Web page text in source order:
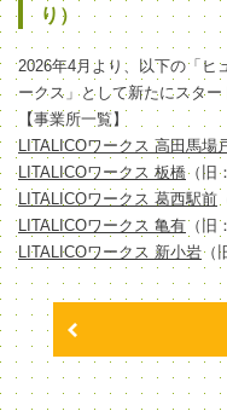
り）
2026年4月より、以下の「ヒ
ークス」として新たにスター
【事業所一覧】
LITALICOワークス 高田馬場
LITALICOワークス 板橋（旧
LITALICOワークス 葛西駅前
LITALICOワークス 亀有（旧
LITALICOワークス 新小岩（